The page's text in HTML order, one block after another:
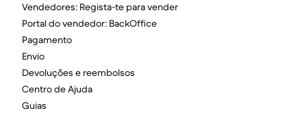
Vendedores: Regista-te para vender
Portal do vendedor: BackOffice
Pagamento
Envio
Devoluções e reembolsos
Centro de Ajuda
Guias